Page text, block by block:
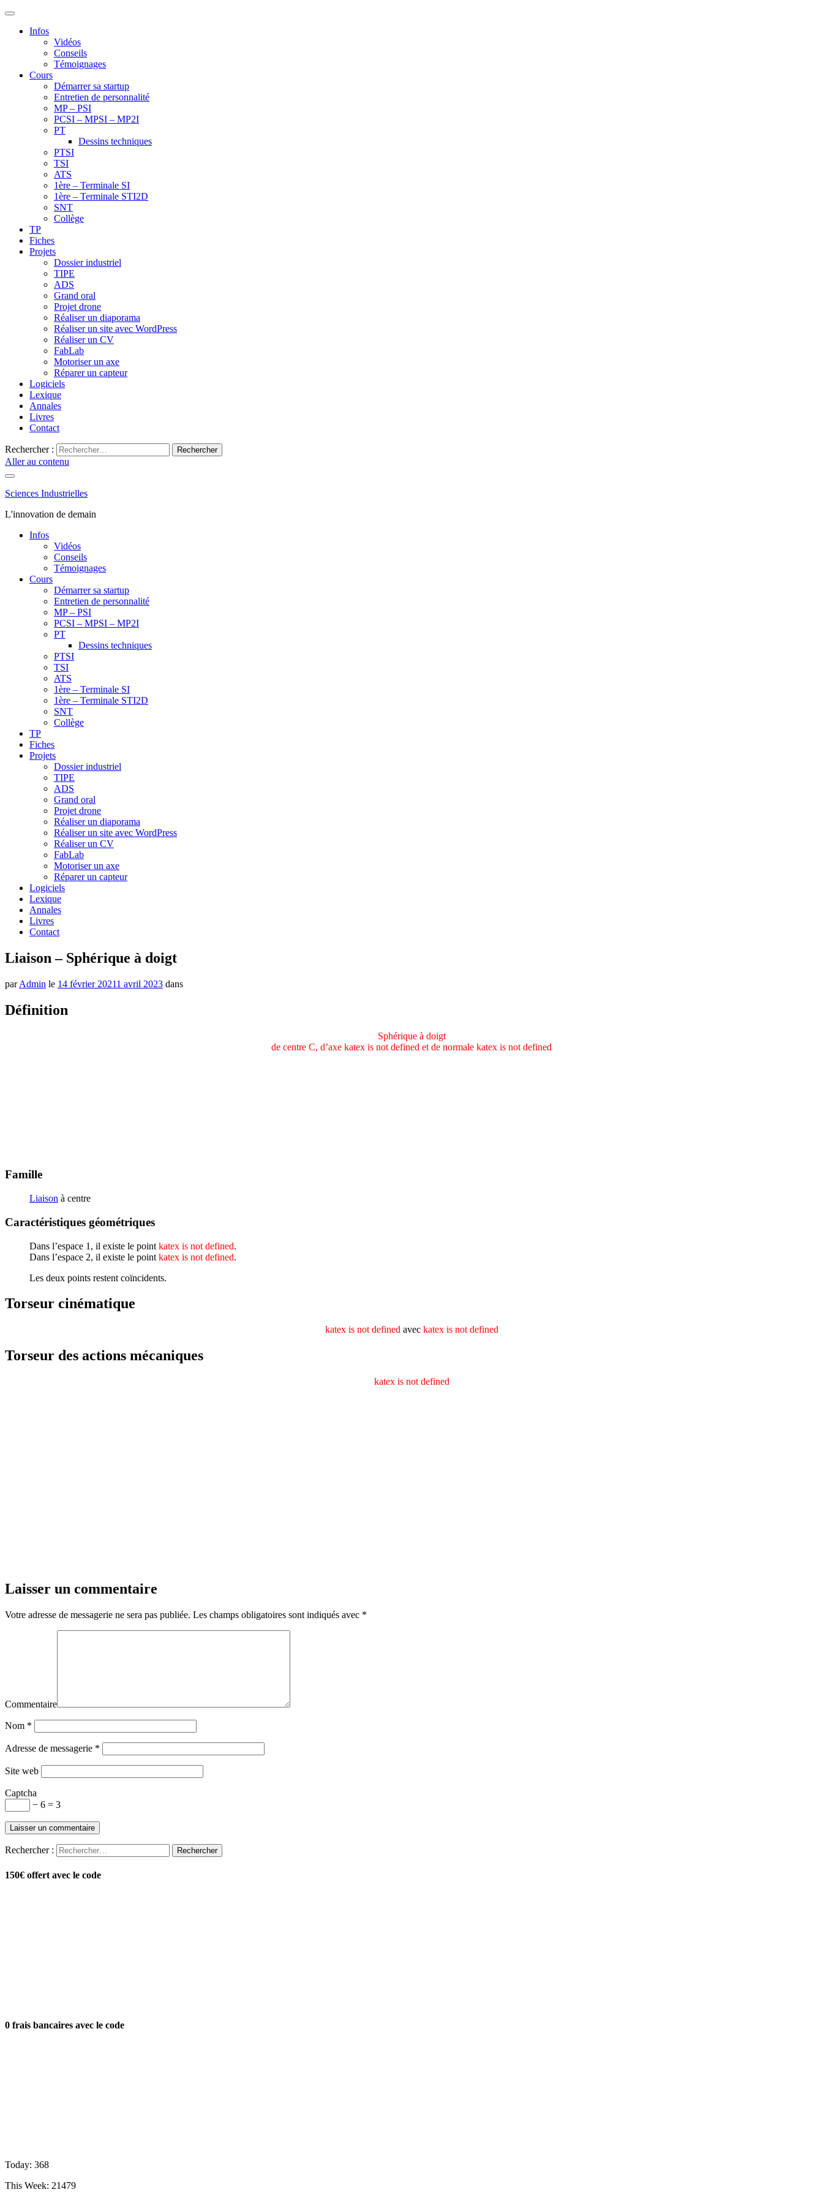
Infos
Vidéos
Conseils
Témoignages
Cours
Démarrer sa startup
Entretien de personnalité
MP – PSI
PCSI – MPSI – MP2I
PT
Dessins techniques
PTSI
TSI
ATS
1ère – Terminale SI
1ère – Terminale STI2D
SNT
Collège
TP
Fiches
Projets
Dossier industriel
TIPE
ADS
Grand oral
Projet drone
Réaliser un diaporama
Réaliser un site avec WordPress
Réaliser un CV
FabLab
Motoriser un axe
Réparer un capteur
Logiciels
Lexique
Annales
Livres
Contact
Rechercher :
Aller au contenu
Sciences Industrielles
L'innovation de demain
Infos
Vidéos
Conseils
Témoignages
Cours
Démarrer sa startup
Entretien de personnalité
MP – PSI
PCSI – MPSI – MP2I
PT
Dessins techniques
PTSI
TSI
ATS
1ère – Terminale SI
1ère – Terminale STI2D
SNT
Collège
TP
Fiches
Projets
Dossier industriel
TIPE
ADS
Grand oral
Projet drone
Réaliser un diaporama
Réaliser un site avec WordPress
Réaliser un CV
FabLab
Motoriser un axe
Réparer un capteur
Logiciels
Lexique
Annales
Livres
Contact
Liaison – Sphérique à doigt
parAdmin le 14 février 20211 avril 2023 dans
Définition
Sphérique à doigt
de centre C, d’axe katex is not defined et de normale katex is not defined
Famille
Liaison à centre
Caractéristiques géométriques
Dans l’espace 1, il existe le point katex is not defined.
Dans l’espace 2, il existe le point katex is not defined.
Les deux points restent coïncidents.
Torseur cinématique
katex is not defined avec katex is not defined
Torseur des actions mécaniques
katex is not defined
Laisser un commentaire
Votre adresse de messagerie ne sera pas publiée. Les champs obligatoires sont indiqués avec *
Commentaire
Nom *
Adresse de messagerie *
Site web
Captcha
− 6 = 3
Rechercher :
150€ offert avec le code
0 frais bancaires avec le code
Today: 368
This Week: 21479